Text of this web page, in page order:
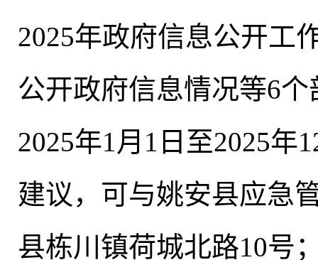
2025年政府信息公开工
公开政府信息情况等6个
2025年1月1日至2025年
建议 ， 可与姚安县应急
县栋川镇荷城北路10号